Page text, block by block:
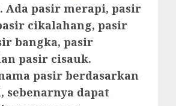
Ada pasir merapi, pasir
cikalahang, pasir
bangka, pasir
pasir cisauk.
pasir berdasarkan
sebenarnya dapat